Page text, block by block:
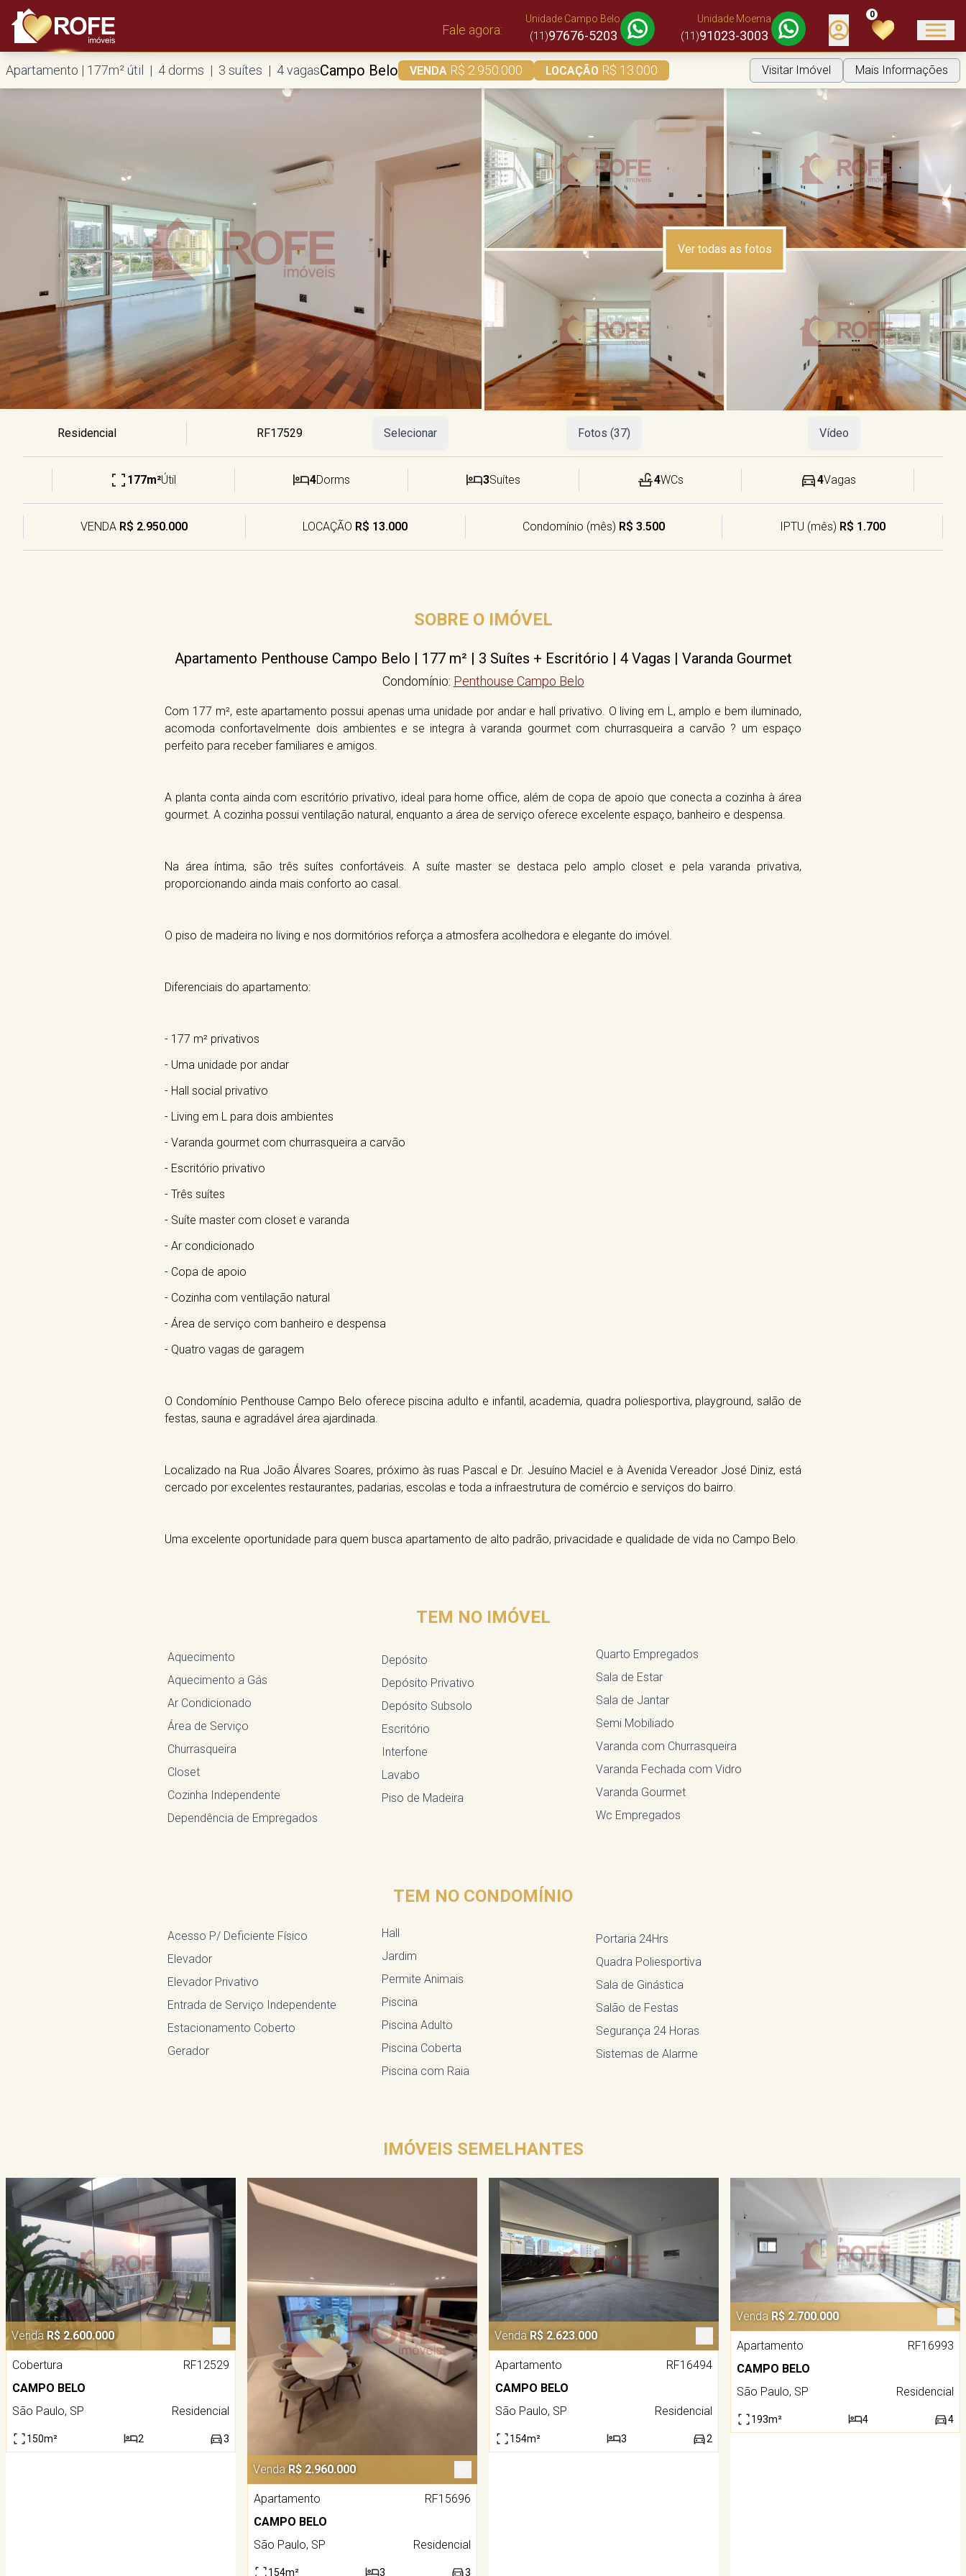
Fale agora:
Unidade Campo Belo
(11)97676-5203
Unidade Moema
(11)91023-3003
0
Apartamento | 177m² útil | 4 dorms | 3 suítes | 4 vagasCampo Belo VENDA R$ 2.950.000 LOCAÇÃO R$ 13.000 Visitar Imóvel Mais Informações
Ver todas as fotos
Residencial RF17529 Selecionar Fotos (37) Vídeo
177m²Útil 4Dorms 3Suítes 4WCs 4Vagas
VENDA R$ 2.950.000 LOCAÇÃO R$ 13.000 Condomínio (mês) R$ 3.500 IPTU (mês) R$ 1.700
SOBRE O IMÓVEL
Apartamento Penthouse Campo Belo | 177 m² | 3 Suítes + Escritório | 4 Vagas | Varanda Gourmet
Condomínio: Penthouse Campo Belo
Com 177 m², este apartamento possui apenas uma unidade por andar e hall privativo. O living em L, amplo e bem iluminado,
acomoda confortavelmente dois ambientes e se integra à varanda gourmet com churrasqueira a carvão ? um espaço
perfeito para receber familiares e amigos.
A planta conta ainda com escritório privativo, ideal para home office, além de copa de apoio que conecta a cozinha à área
gourmet. A cozinha possui ventilação natural, enquanto a área de serviço oferece excelente espaço, banheiro e despensa.
Na área íntima, são três suítes confortáveis. A suíte master se destaca pelo amplo closet e pela varanda privativa,
proporcionando ainda mais conforto ao casal.
O piso de madeira no living e nos dormitórios reforça a atmosfera acolhedora e elegante do imóvel.
Diferenciais do apartamento:
- 177 m² privativos
- Uma unidade por andar
- Hall social privativo
- Living em L para dois ambientes
- Varanda gourmet com churrasqueira a carvão
- Escritório privativo
- Três suítes
- Suíte master com closet e varanda
- Ar condicionado
- Copa de apoio
- Cozinha com ventilação natural
- Área de serviço com banheiro e despensa
- Quatro vagas de garagem
O Condomínio Penthouse Campo Belo oferece piscina adulto e infantil, academia, quadra poliesportiva, playground, salão de
festas, sauna e agradável área ajardinada.
Localizado na Rua João Álvares Soares, próximo às ruas Pascal e Dr. Jesuíno Maciel e à Avenida Vereador José Diniz, está
cercado por excelentes restaurantes, padarias, escolas e toda a infraestrutura de comércio e serviços do bairro.
Uma excelente oportunidade para quem busca apartamento de alto padrão, privacidade e qualidade de vida no Campo Belo.
TEM NO IMÓVEL
Aquecimento
Aquecimento a Gás
Ar Condicionado
Área de Serviço
Churrasqueira
Closet
Cozinha Independente
Dependência de Empregados
Depósito
Depósito Privativo
Depósito Subsolo
Escritório
Interfone
Lavabo
Piso de Madeira
Quarto Empregados
Sala de Estar
Sala de Jantar
Semi Mobiliado
Varanda com Churrasqueira
Varanda Fechada com Vidro
Varanda Gourmet
Wc Empregados
TEM NO CONDOMÍNIO
Acesso P/ Deficiente Físico
Elevador
Elevador Privativo
Entrada de Serviço Independente
Estacionamento Coberto
Gerador
Hall
Jardim
Permite Animais
Piscina
Piscina Adulto
Piscina Coberta
Piscina com Raia
Portaria 24Hrs
Quadra Poliesportiva
Sala de Ginástica
Salão de Festas
Segurança 24 Horas
Sistemas de Alarme
IMÓVEIS SEMELHANTES
Venda R$ 2.600.000
Cobertura
RF12529
CAMPO BELO
São Paulo, SP
Residencial
150m² 2 3
Venda R$ 2.960.000
Apartamento
RF15696
CAMPO BELO
São Paulo, SP
Residencial
154m² 3 3
Venda R$ 2.623.000
Apartamento
RF16494
CAMPO BELO
São Paulo, SP
Residencial
154m² 3 2
Venda R$ 2.700.000
Apartamento
RF16993
CAMPO BELO
São Paulo, SP
Residencial
193m² 4 4